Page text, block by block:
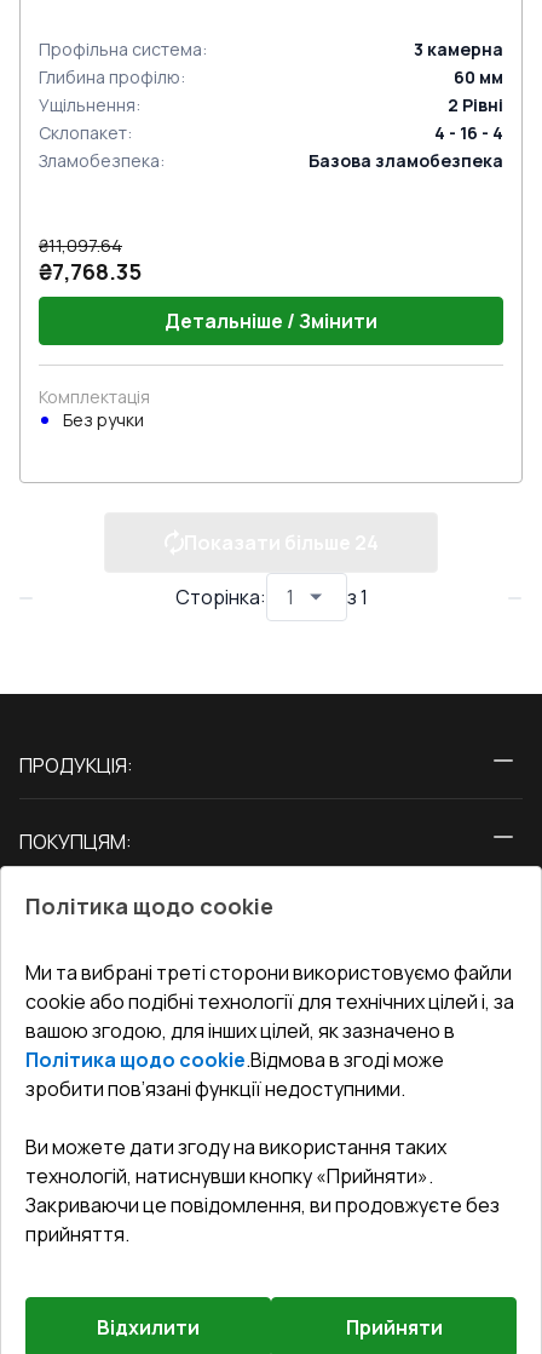
Профільна система: 3 камерна
Глибина профілю: 60 мм
Ущільнення: 2 Рівні
Склопакет:
4 - 16 - 4
Зламобезпека: Базова зламобезпека
₴11,097.64
₴7,768.35
Детальніше / Змінити
Комплектація
Без ручки
Сторінка: з1
ПРОДУКЦІЯ:
Двері
ПОКУПЦЯМ:
Блог
Адреса гіпермаркета
Як правильно заміряти вікна
СЕРВІС ТА ОБЛУГОВУВАННЯ:
Доставка і Оплата
Гарантія та Сервіс
Повернення товару
Договір публічної оферти
КОНТАКТИ
Офіс:Україна, м. Вінниця, вул. Келецька 60 кв. 61
undefined(undefined)
©2026 Всі права захищені.
Політика щодо cookie
Ми та вибрані треті сторони використовуємо файли
cookie або подібні технології для технічних цілей і, за
вашою згодою, для інших цілей, як зазначено в
Політика щодо cookie.Відмова в згоді може
зробити пов’язані функції недоступними.
Ви можете дати згоду на використання таких
технологій, натиснувши кнопку «Прийняти».
Закриваючи це повідомлення, ви продовжуєте без
прийняття.
Відхилити Прийняти